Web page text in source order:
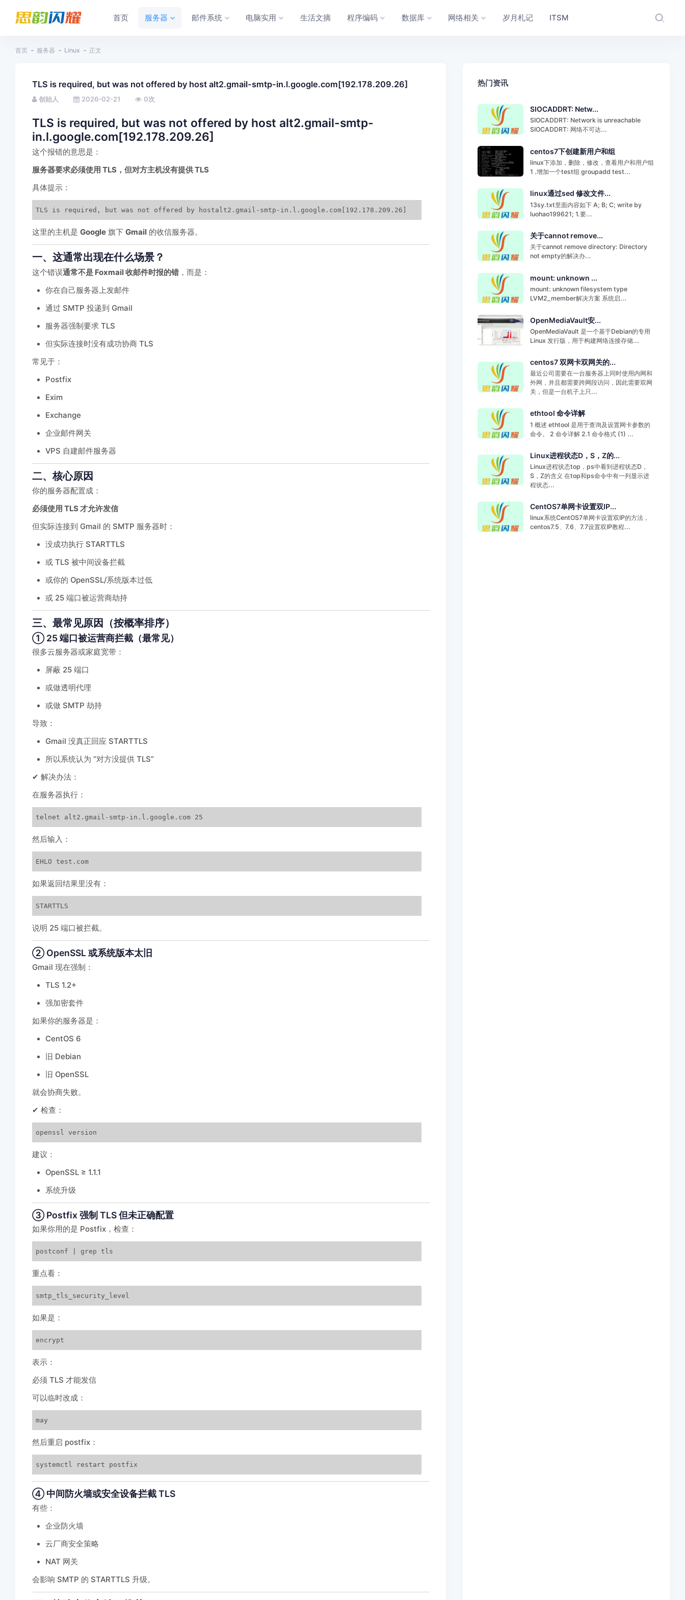
首页 服务器 邮件系统 电脑实用 生活文摘 程序编码 数据库 网络相关 岁月札记 ITSM
首页 服务器 Linux 正文
TLS is required, but was not offered by host alt2.gmail-smtp-in.l.google.com[192.178.209.26]
创始人 2026-02-21 0次
TLS is required, but was not offered by host alt2.gmail-smtp-
in.l.google.com[192.178.209.26]
这个报错的意思是：
服务器要求必须使用 TLS，但对方主机没有提供 TLS
具体提示：
TLS is required, but was not offered by hostalt2.gmail-smtp-in.l.google.com[192.178.209.26]
这里的主机是 Google旗下 Gmail的收信服务器。
一、这通常出现在什么场景？
这个错误通常不是 Foxmail 收邮件时报的错，而是：
你在自己服务器上发邮件
通过 SMTP 投递到 Gmail
服务器强制要求 TLS
但实际连接时没有成功协商 TLS
常见于：
Postfix
Exim
Exchange
企业邮件网关
VPS 自建邮件服务器
二、核心原因
你的服务器配置成：
必须使用 TLS 才允许发信
但实际连接到 Gmail 的 SMTP 服务器时：
没成功执行 STARTTLS
或 TLS 被中间设备拦截
或你的 OpenSSL/系统版本过低
或 25 端口被运营商劫持
三、最常见原因（按概率排序）
① 25 端口被运营商拦截（最常见）
很多云服务器或家庭宽带：
屏蔽 25 端口
或做透明代理
或做 SMTP 劫持
导致：
Gmail 没真正回应 STARTTLS
所以系统认为 “对方没提供 TLS”
✔ 解决办法：
在服务器执行：
telnet alt2.gmail-smtp-in.l.google.com 25
然后输入：
EHLO test.com
如果返回结果里没有：
STARTTLS
说明 25 端口被拦截。
② OpenSSL 或系统版本太旧
Gmail 现在强制：
TLS 1.2+
强加密套件
如果你的服务器是：
CentOS 6
旧 Debian
旧 OpenSSL
就会协商失败。
✔ 检查：
openssl version
建议：
OpenSSL ≥ 1.1.1
系统升级
③ Postfix 强制 TLS 但未正确配置
如果你用的是 Postfix，检查：
postconf | grep tls
重点看：
smtp_tls_security_level
如果是：
encrypt
表示：
必须 TLS 才能发信
可以临时改成：
may
然后重启 postfix：
systemctl restart postfix
④ 中间防火墙或安全设备拦截 TLS
有些：
企业防火墙
云厂商安全策略
NAT 网关
会影响 SMTP 的 STARTTLS 升级。
热门资讯
SIOCADDRT: Netw...
SIOCADDRT: Network is unreachable
SIOCADDRT: 网络不可达...
centos7下创建新用户和组
linux下添加，删除，修改，查看用户和用户组
1 .增加一个test组 groupadd test...
linux通过sed 修改文件...
13sy.txt里面内容如下 A; B; C; write by
luohao199621; 1.要...
关于cannot remove...
关于cannot remove directory: Directory
not empty的解决办...
mount: unknown ...
mount: unknown filesystem type
LVM2_member解决方案 系统启...
OpenMediaVault安...
OpenMediaVault 是一个基于Debian的专用
Linux 发行版，用于构建网络连接存储...
centos7 双网卡双网关的...
最近公司需要在一台服务器上同时使用内网和
外网，并且都需要跨网段访问，因此需要双网
关，但是一台机子上只...
ethtool 命令详解
1 概述 ethtool 是用于查询及设置网卡参数的
命令。 2 命令详解 2.1 命令格式 (1) ...
Linux进程状态D，S，Z的...
Linux进程状态top，ps中看到进程状态D，
S，Z的含义 在top和ps命令中有一列显示进
程状态...
CentOS7单网卡设置双IP...
linux系统CentOS7单网卡设置双IP的方法，
centos7.5、7.6、7.7设置双IP教程...